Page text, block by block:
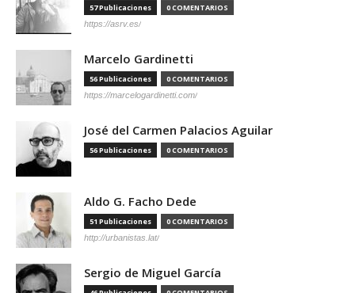
57 Publicaciones 0 COMENTARIOS
https://asrv.es/
Marcelo Gardinetti
56 Publicaciones 0 COMENTARIOS
https://marcelogardinetti.com/
José del Carmen Palacios Aguilar
56 Publicaciones 0 COMENTARIOS
Aldo G. Facho Dede
51 Publicaciones 0 COMENTARIOS
http://urbanistas.lat/
Sergio de Miguel García